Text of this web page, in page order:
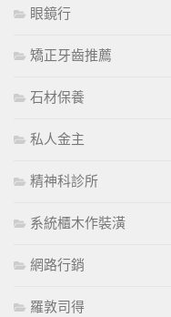
眼鏡行
矯正牙齒推薦
石材保養
私人金主
精神科診所
系統櫃木作裝潢
網路行銷
羅敦司得